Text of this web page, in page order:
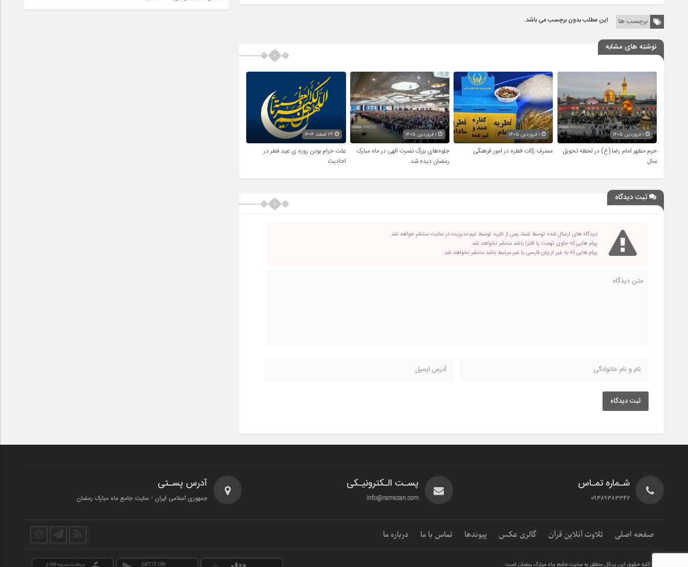
برچسب ها این مطلب بدون برچسب می باشد.
نوشته های مشابه
حرم مطهر امام رضا (ع) در لحظه تحویل
سال
۱ فروردین ۱۴۰۵
مصرف زکات فطره در امور فرهنگی
جلوه‌های بزرگ نصرت الهی در ماه مبارک
رمضان دیده شد
علت حرام بودن روزه ی عید فطر در
احادیث
ثبت دیدگاه
دیدگاه های ارسال شده توسط شما، پس از تایید توسط تیم مدیریت در سایت منتشر خواهد شد.
پیام هایی که حاوی تهمت یا افترا باشد منتشر نخواهد شد.
پیام هایی که به غیر از زبان فارسی یا غیر مرتبط باشد منتشر نخواهد شد.
ثبت دیدگاه
شـماره تمـاس
۰۹۳۸۹۳۸۳۳۴۲
پسـت الـکترونیـکی
info@ramezan.com
آدرس پسـتی
جمهوری اسلامی ایران - سایت جامع ماه مبارک رمضان
صفحه اصلی تلاوت آنلاین قرآن گالری عکس پیوندها تماس با ما درباره ما
© کلیه حقوق این پرتال متعلق به سایت جامع ماه مبارک رمضان است